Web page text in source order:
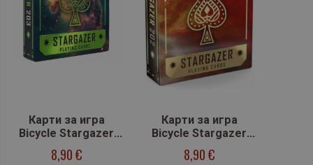
Карти за игра
Bicycle Stargazer
203
8,90 €
Карти за игра
Bicycle Stargazer
202
8,90 €